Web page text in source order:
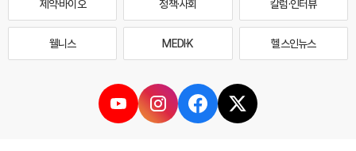
제약·바이오 정책·사회 칼럼·인터뷰
웰니스 MEDI·K 헬스인뉴스